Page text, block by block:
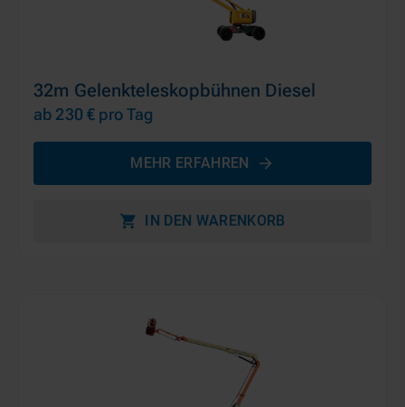
32m Gelenkteleskopbühnen Diesel
ab 230 € pro Tag
MEHR ERFAHREN
IN DEN WARENKORB